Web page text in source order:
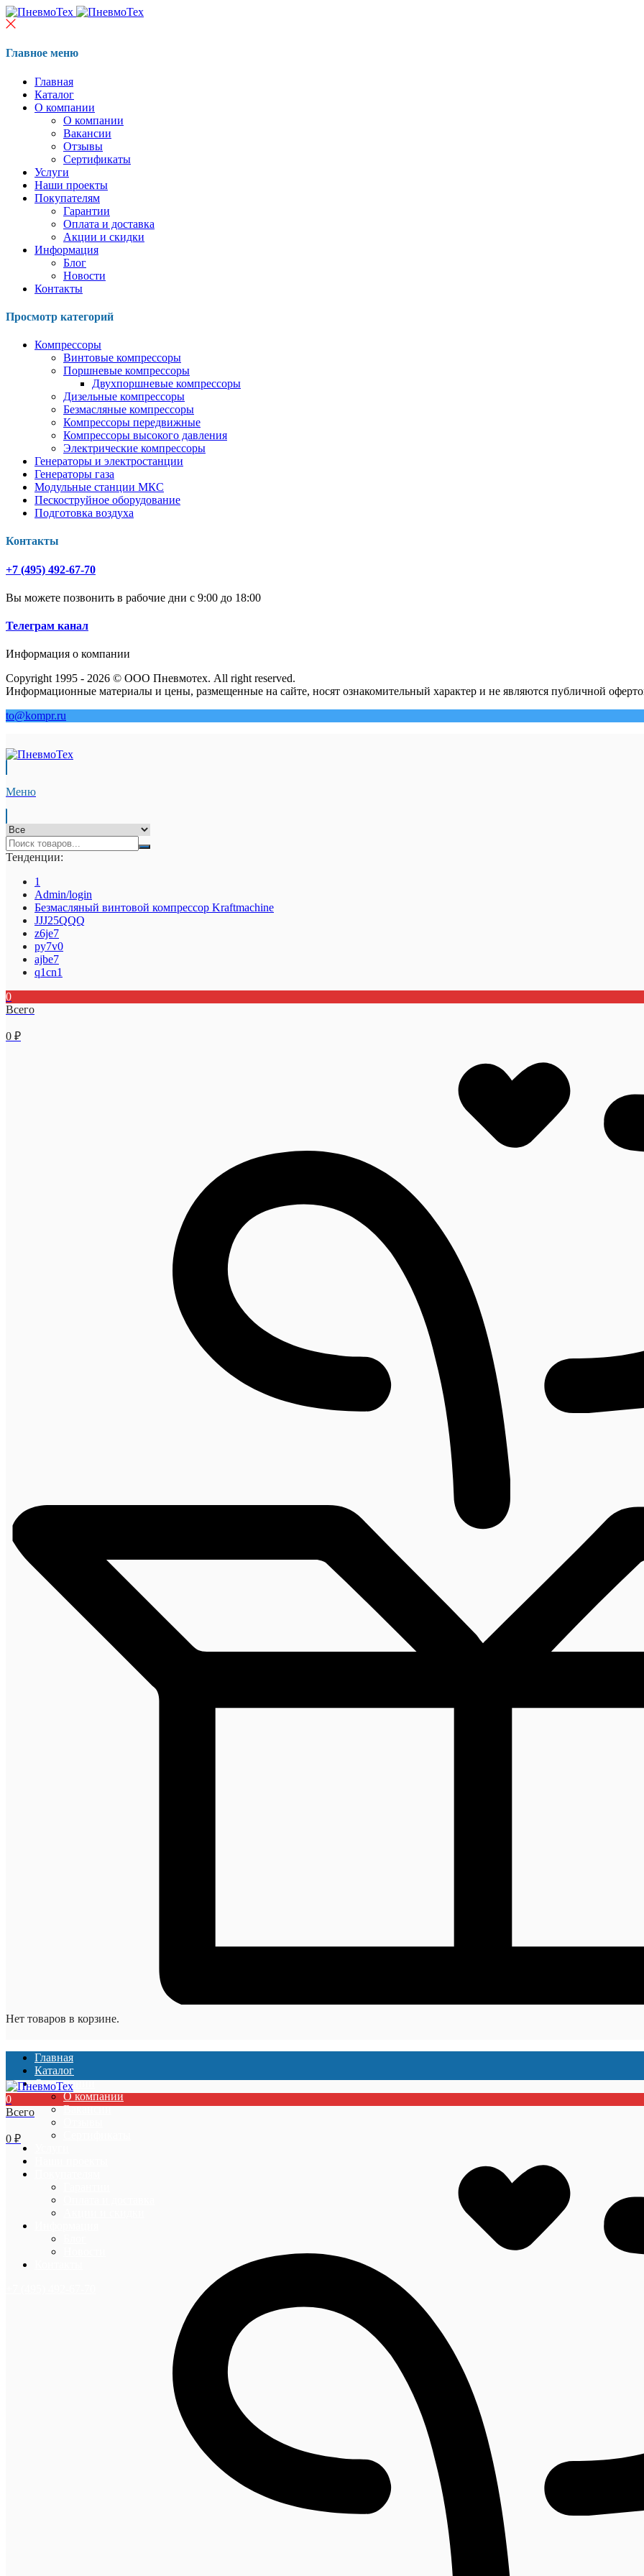
Главное меню
Главная
Каталог
О компании
О компании
Вакансии
Отзывы
Сертификаты
Услуги
Наши проекты
Покупателям
Гарантии
Оплата и доставка
Акции и скидки
Информация
Блог
Новости
Контакты
Просмотр категорий
Компрессоры
Винтовые компрессоры
Поршневые компрессоры
Двухпоршневые компрессоры
Дизельные компрессоры
Безмасляные компрессоры
Компрессоры передвижные
Компрессоры высокого давления
Электрические компрессоры
Генераторы и электростанции
Генераторы газа
Модульные станции МКС
Пескоструйное оборудование
Подготовка воздуха
Контакты
+7 (495) 492-67-70
Вы можете позвонить в рабочие дни с 9:00 до 18:00
Телеграм канал
Информация о компании
Copyright 1995 - 2026 © ООО Пневмотех. All right reserved.
Информационные материалы и цены, размещенные на сайте, носят ознакомительный характер и не являются публичной
to@kompr.ru
Меню
Тенденции:
1
Admin/login
Безмасляный винтовой компрессор Kraftmaсhine
JJJ25QQQ
z6je7
py7v0
ajbe7
q1cn1
0
Всего
0 ₽
Нет товаров в корзине.
Главная
Каталог
О компании
О компании
Вакансии
0
Всего
0 ₽